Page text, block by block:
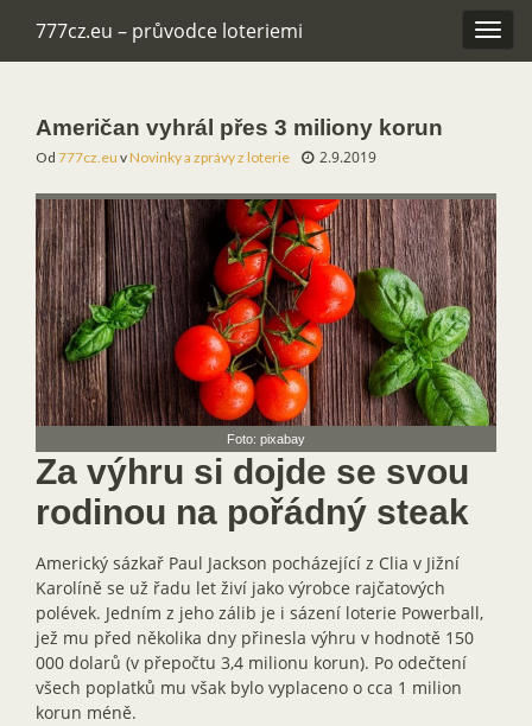
777cz.eu – průvodce loteriemi
Američan vyhrál přes 3 miliony korun
Od 777cz.eu vNovinky a zprávy z loterie 2.9.2019
Foto: pixabay
Za výhru si dojde se svou
rodinou na pořádný steak
Americký sázkař Paul Jackson pocházející z Clia v Jižní
Karolíně se už řadu let živí jako výrobce rajčatových
polévek. Jedním z jeho zálib je i sázení loterie Powerball,
jež mu před několika dny přinesla výhru v hodnotě 150
000 dolarů (v přepočtu 3,4 milionu korun). Po odečtení
všech poplatků mu však bylo vyplaceno o cca 1 milion
korun méně.